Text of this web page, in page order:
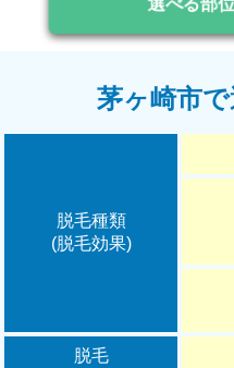
茅ヶ崎市
脱毛種類
(脱毛効果)
脱毛